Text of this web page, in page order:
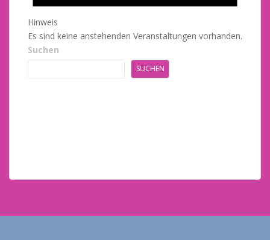
Hinweis
Es sind keine anstehenden Veranstaltungen vorhanden.
Suchen
SUCHEN